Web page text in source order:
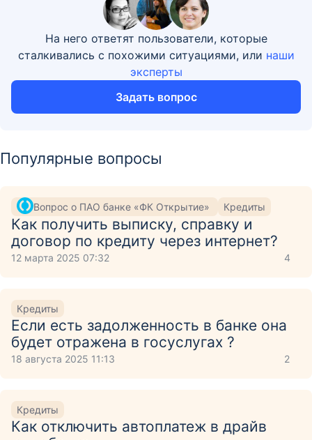
На него ответят пользователи, которые
сталкивались с похожими ситуациями, или наши
эксперты
Задать вопрос
Популярные вопросы
Вопрос о ПАО банке «ФК Открытие» Кредиты
Как получить выписку, справку и
договор по кредиту через интернет?
12 марта 2025 07:32 4
Кредиты
Если есть задолженность в банке она
будет отражена в госуслугах ?
18 августа 2025 11:13 2
Кредиты
Как отключить автоплатеж в драйв